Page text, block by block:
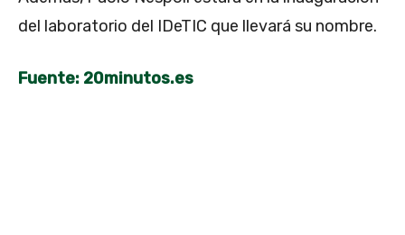
del laboratorio del IDeTIC que llevará su nombre.
Fuente: 20minutos.es